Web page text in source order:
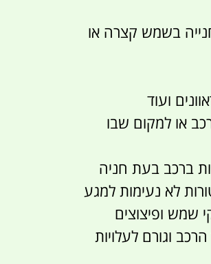
בשמש קצרה או
ועוד
או למקום שבו
ברכב בעת חניה
לא נעימות למגע
שמש ופיצוצים
וגורם לעלויות